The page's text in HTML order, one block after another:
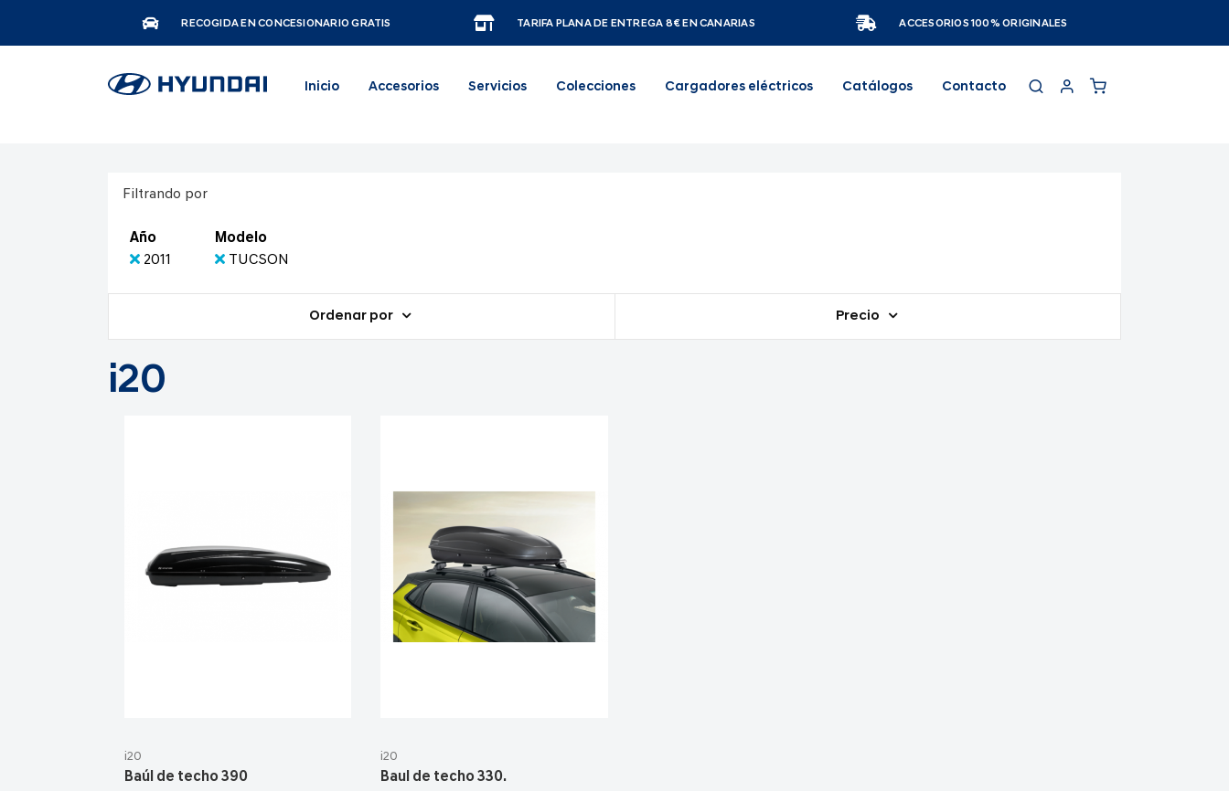
RECOGIDA EN CONCESIONARIO GRATIS TARIFA PLANA DE ENTREGA 8€ EN CANARIAS ACCESORIOS 100% ORIGINALES
Inicio Accesorios Servicios Colecciones Cargadores eléctricos Catálogos Contacto
Filtrando por
Año
2011
Modelo
TUCSON
Ordenar por Precio
i20
i20
Baúl de techo 390
i20
Baul de techo 330.